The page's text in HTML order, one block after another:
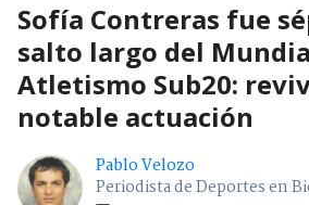
Sofía Contreras fue
salto largo del
Atletismo Sub20:
notable actuación
Pablo Velozo
Periodista de Deportes en